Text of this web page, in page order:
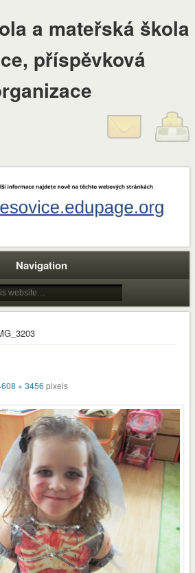
a mateřská škola
příspěvková
Navigation
× 3456 pixels